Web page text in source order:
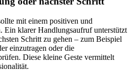
mit einem positiven und
Ein klarer Handlungsaufruf unterstützt
Schritt zu gehen – zum Beispiel
einzutragen oder die
Diese kleine Geste vermittelt